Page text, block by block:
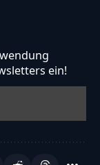
ein!